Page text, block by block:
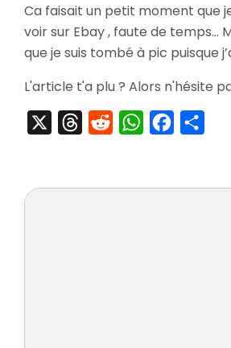
Les
Enchères
Du
Ca faisait un petit moment que
voir sur Ebay , faute de temps…
que je suis tombé à pic puisque
L'article t'a plu ? Alors n'hésite
ThreadsRedditWhatsAppFacebook